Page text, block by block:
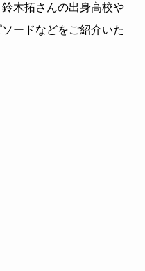
木拓さんの出身高校や
ードなどをご紹介いた